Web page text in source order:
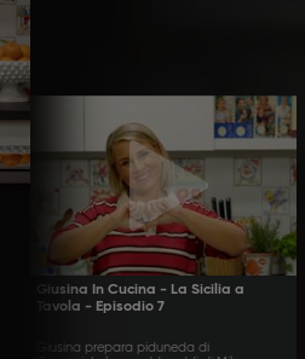
Giusina In Cucina - La Sicilia a
Tavola - Episodio 7
Giusina prepara piduneda di